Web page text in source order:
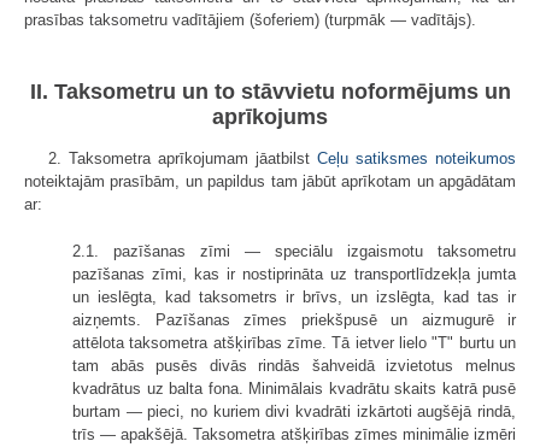
prasības taksometru vadītājiem (šoferiem) (turpmāk — vadītājs).
II. Taksometru un to stāvvietu noformējums un
aprīkojums
2. Taksometra aprīkojumam jāatbilst Ceļu satiksmes noteikumos
noteiktajām prasībām, un papildus tam jābūt aprīkotam un apgādātam
ar:
2.1. pazīšanas zīmi — speciālu izgaismotu taksometru
pazīšanas zīmi, kas ir nostiprināta uz transportlīdzekļa jumta
un ieslēgta, kad taksometrs ir brīvs, un izslēgta, kad tas ir
aizņemts. Pazīšanas zīmes priekšpusē un aizmugurē ir
attēlota taksometra atšķirības zīme. Tā ietver lielo "T" burtu un
tam abās pusēs divās rindās šahveidā izvietotus melnus
kvadrātus uz balta fona. Minimālais kvadrātu skaits katrā pusē
burtam — pieci, no kuriem divi kvadrāti izkārtoti augšējā rindā,
trīs — apakšējā. Taksometra atšķirības zīmes minimālie izmēri